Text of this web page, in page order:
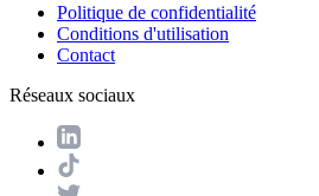
Politique de confidentialité
Conditions d'utilisation
Contact
Réseaux sociaux